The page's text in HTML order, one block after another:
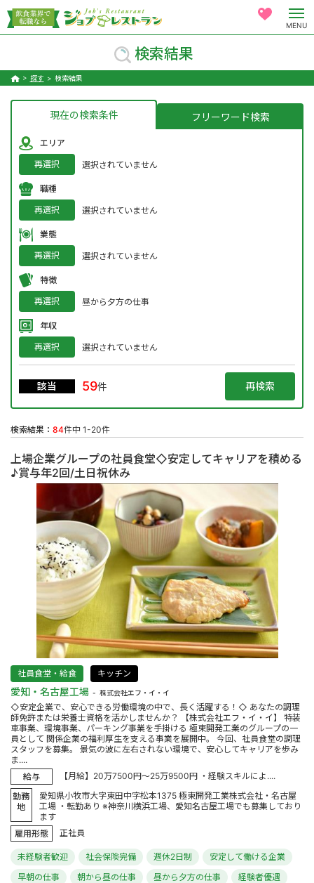
MENU
検索結果
探す 検索結果
現在の検索条件 フリーワード検索
エリア
再選択
選択されていません
職種
再選択
選択されていません
業態
再選択
選択されていません
特徴
再選択
昼から夕方の仕事
年収
再選択
選択されていません
該当 59件
検索結果： 84件中 1-20件
上場企業グループの社員食堂◇安定してキャリアを積める
♪賞与年2回/土日祝休み
社員食堂・給食 キッチン
愛知・名古屋工場 株式会社エフ・イ・イ
◇安定企業で、安心できる労働環境の中で、長く活躍する！◇ あなたの調理
師免許または栄養士資格を活かしませんか？ 【株式会社エフ・イ・イ】 特装
車事業、環境事業、パーキング事業を手掛ける 極東開発工業のグループの一
員として 関係企業の福利厚生を支える事業を展開中。 今回、社員食堂の調理
スタッフを募集。 景気の波に左右されない環境で、安心してキャリアを歩み
ま....
給与
【月給】20万7500円～25万9500円 ・経験スキルによ....
勤務
地
愛知県小牧市大字東田中字松本1375 極東開発工業株式会社・名古屋
工場 ・転勤あり ※神奈川横浜工場、愛知名古屋工場でも募集しており
ます
雇用形態
正社員
未経験者歓迎 社会保険完備 週休2日制
安定して働ける企業
早朝の仕事
朝から昼の仕事 昼から夕方の仕事
経験者優遇